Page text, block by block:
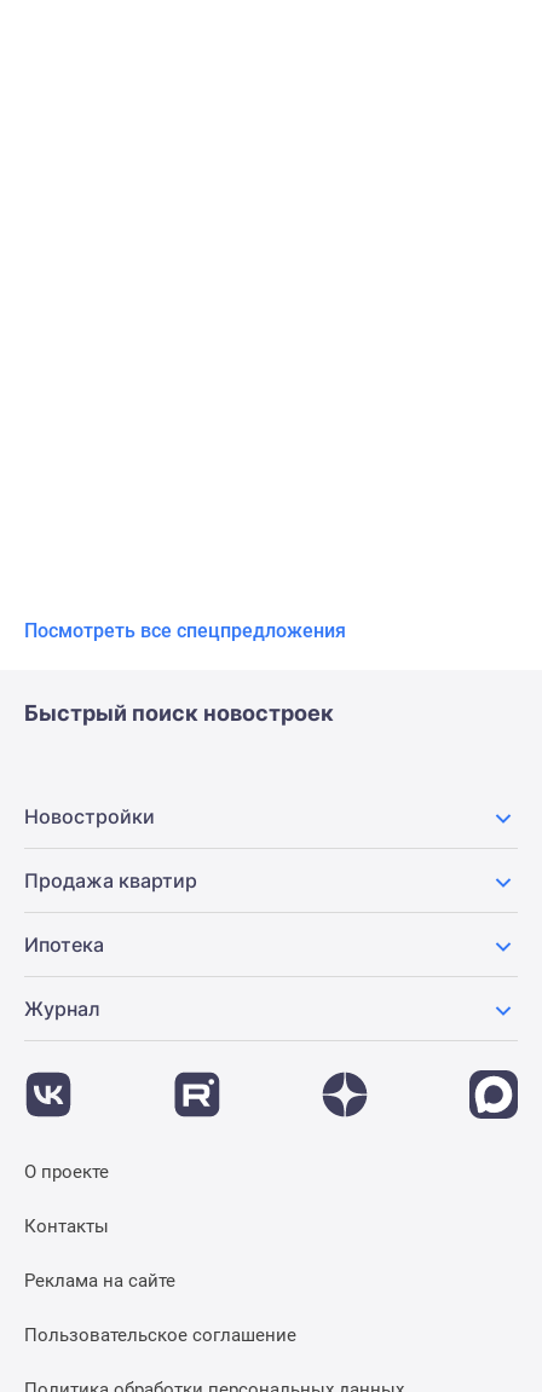
Посмотреть все спецпредложения
Быстрый поиск новостроек
Новостройки
Продажа квартир
Ипотека
Журнал
О проекте
Контакты
Реклама на сайте
Пользовательское соглашение